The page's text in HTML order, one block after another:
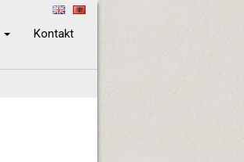
Kontakt